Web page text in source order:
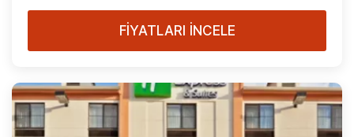
FİYATLARI İNCELE